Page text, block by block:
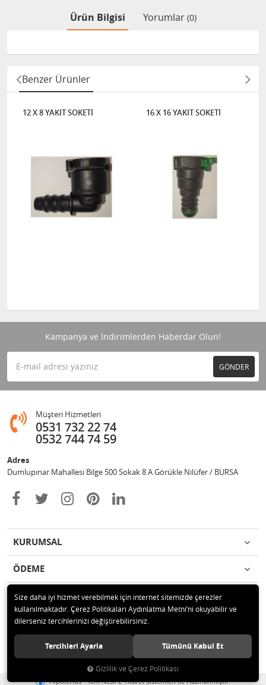
Ürün Bilgisi Yorumlar (0)
Benzer Ürünler
12 X 8 YAKIT SOKETİ 16 X 16 YAKIT SOKETİ
Kampanya ve İndirimlerden Haberdar Olun!
GÖNDER
Müşteri Hizmetleri
0531 732 22 74
0532 744 74 59
Adres
Dumlupınar Mahallesi Bilge 500 Sokak 8 A Görükle Nilüfer / BURSA
KURUMSAL
ÖDEME
İLETİŞİM
© 2020 MAG OTOMOTİV Tüm hakları saklıdır.
Hipotenüs Yeni Nesil E-Ticaret Sistemleri ile Hazırlanmıştır.
Size daha iyi hizmet verebilmek için internet sitemizde çerezler
kullanılmaktadır. Çerez Politikaları Aydınlatma Metni’ni okuyabilir ve
dilerseniz tercihlerinizi değiştirebilirsiniz.
Tercihleri Ayarla Tümünü Kabul Et
Gizlilik ve Çerez Politikası